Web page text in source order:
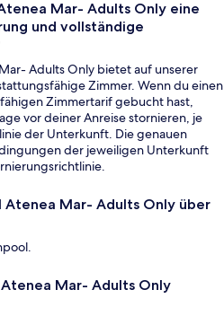
Mar- Adults Only eine
und vollständige
Adults Only bietet auf unserer
Zimmer. Wenn du einen
Zimmertarif gebucht hast,
vor deiner Anreise stornieren, je
der Unterkunft. Die genauen
der jeweiligen Unterkunft
Mar- Adults Only über
Mar- Adults Only